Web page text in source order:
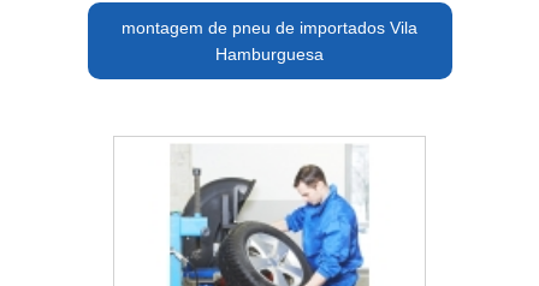
montagem de pneu de importados Vila
Hamburguesa